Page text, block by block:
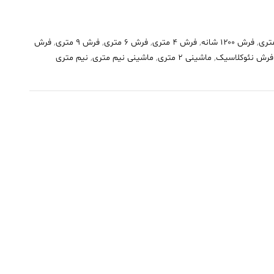
, فرش ۱۲۰۰ شانه , فرش 4 متری , فرش 6 متری , فرش 9 متری , فرش
فرش نئوکلاسیک, ماشینی 2 متری , ماشینی نیم متری, نیم متری